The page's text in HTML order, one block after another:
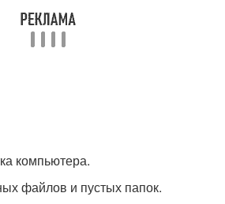
компьютера.
файлов и пустых папок.